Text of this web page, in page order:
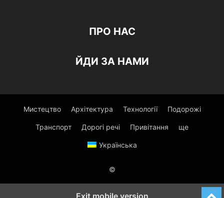
ПРО НАС
ЙДИ ЗА НАМИ
Мистецтво Архітектура Технології Подорожі
Транспорт Дорогі речі Привітання ще
Українська
©
Exit mobile version